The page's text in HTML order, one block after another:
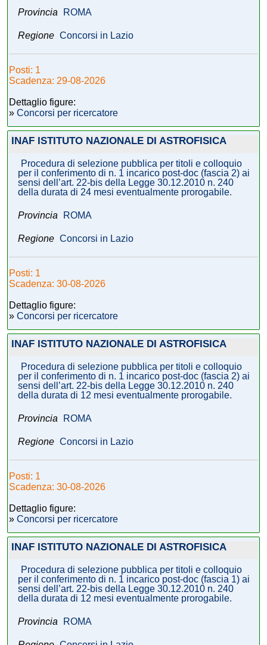
Provincia ROMA
Regione Concorsi in Lazio
Posti: 1
Scadenza: 29-08-2026
Dettaglio figure:
» Concorsi per ricercatore
INAF ISTITUTO NAZIONALE DI ASTROFISICA
Procedura di selezione pubblica per titoli e colloquio
per il conferimento di n. 1 incarico post-doc (fascia 2) ai
sensi dell’art. 22-bis della Legge 30.12.2010 n. 240
della durata di 24 mesi eventualmente prorogabile.
Provincia ROMA
Regione Concorsi in Lazio
Posti: 1
Scadenza: 30-08-2026
Dettaglio figure:
» Concorsi per ricercatore
INAF ISTITUTO NAZIONALE DI ASTROFISICA
Procedura di selezione pubblica per titoli e colloquio
per il conferimento di n. 1 incarico post-doc (fascia 2) ai
sensi dell’art. 22-bis della Legge 30.12.2010 n. 240
della durata di 12 mesi eventualmente prorogabile.
Provincia ROMA
Regione Concorsi in Lazio
Posti: 1
Scadenza: 30-08-2026
Dettaglio figure:
» Concorsi per ricercatore
INAF ISTITUTO NAZIONALE DI ASTROFISICA
Procedura di selezione pubblica per titoli e colloquio
per il conferimento di n. 1 incarico post-doc (fascia 1) ai
sensi dell’art. 22-bis della Legge 30.12.2010 n. 240
della durata di 12 mesi eventualmente prorogabile.
Provincia ROMA